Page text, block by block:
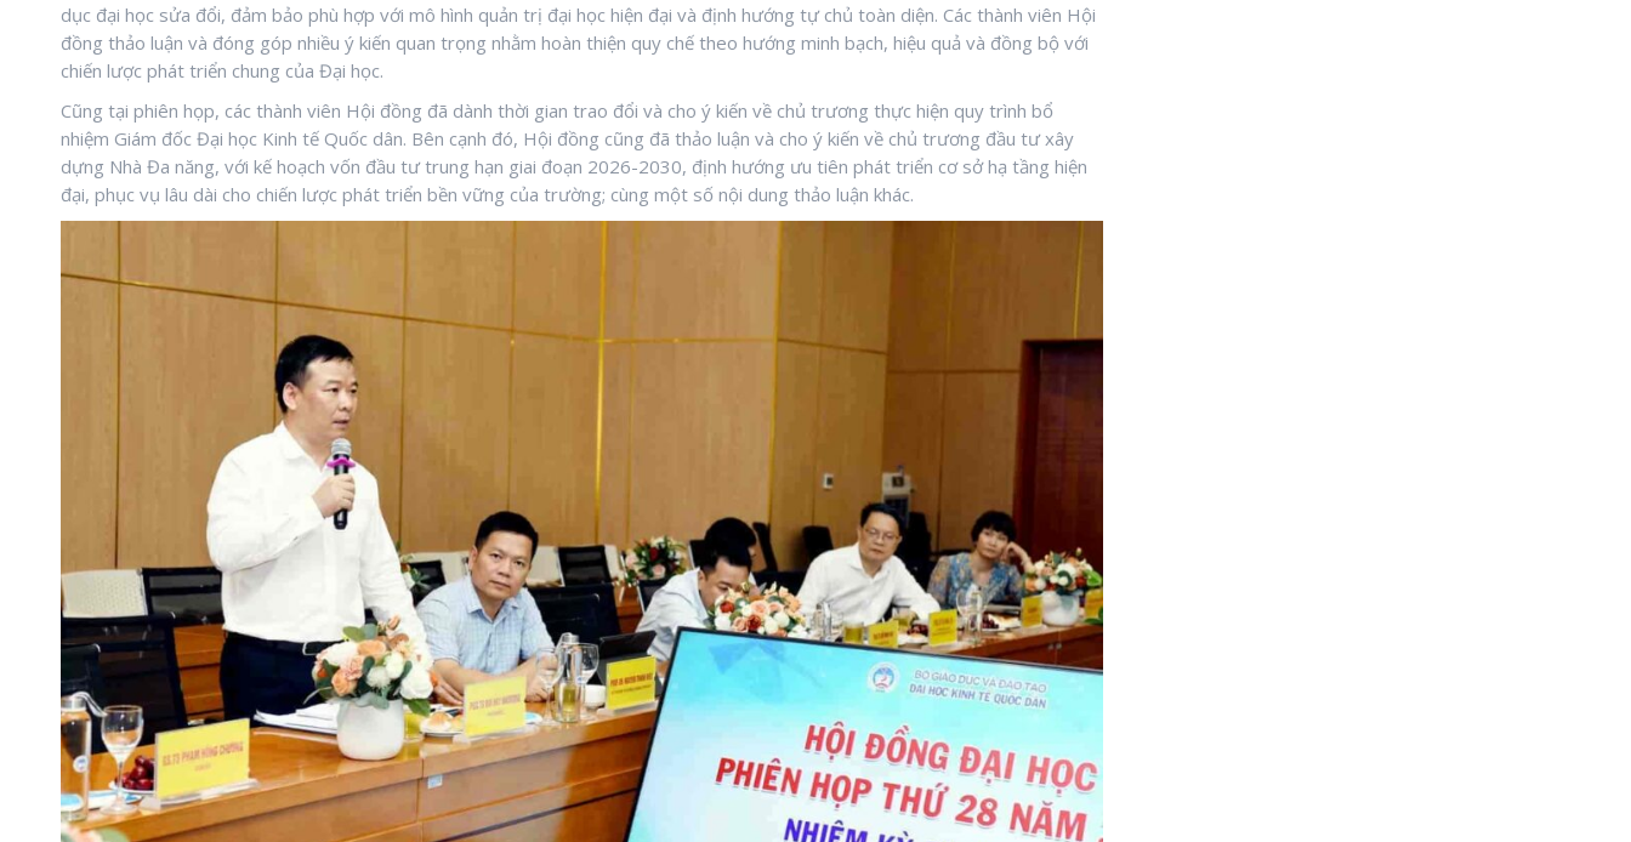
dục đại học sửa đổi, đảm bảo phù hợp với mô hình quản trị đại học hiện đại và định hướng tự chủ toàn diện. Các thành viên Hội
đồng thảo luận và đóng góp nhiều ý kiến quan trọng nhằm hoàn thiện quy chế theo hướng minh bạch, hiệu quả và đồng bộ với
chiến lược phát triển chung của Đại học.
Cũng tại phiên họp, các thành viên Hội đồng đã dành thời gian trao đổi và cho ý kiến về chủ trương thực hiện quy trình bổ
nhiệm Giám đốc Đại học Kinh tế Quốc dân. Bên cạnh đó, Hội đồng cũng đã thảo luận và cho ý kiến về chủ trương đầu tư xây
dựng Nhà Đa năng, với kế hoạch vốn đầu tư trung hạn giai đoạn 2026-2030, định hướng ưu tiên phát triển cơ sở hạ tầng hiện
đại, phục vụ lâu dài cho chiến lược phát triển bền vững của trường; cùng một số nội dung thảo luận khác.